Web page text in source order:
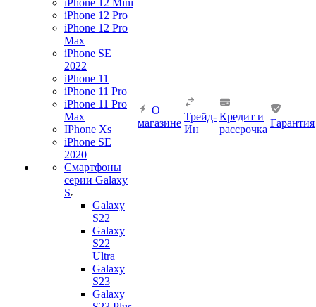
iPhone 12 Mini
iPhone 12 Pro
iPhone 12 Pro
Max
iPhone SE
2022
iPhone 11
iPhone 11 Pro
iPhone 11 Pro
Max
IPhone Xs
iPhone SE
2020
Смартфоны
серии Galaxy
S
Galaxy
S22
Galaxy
S22
Ultra
Galaxy
S23
Galaxy
О
магазине
Трейд-
Ин
Кредит и
рассрочка
Гарантия